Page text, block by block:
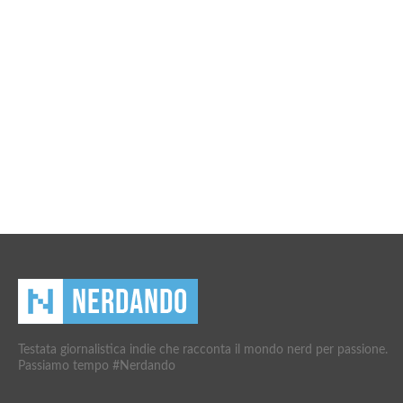
Testata giornalistica indie che racconta il mondo nerd per passione.
Passiamo tempo #Nerdando